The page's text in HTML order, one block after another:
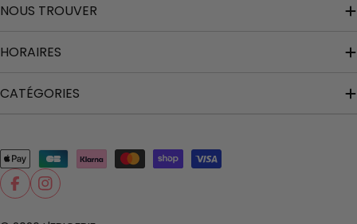
NOUS TROUVER
HORAIRES
CATÉGORIES
Modes
de
paiement
FacebookInstagram